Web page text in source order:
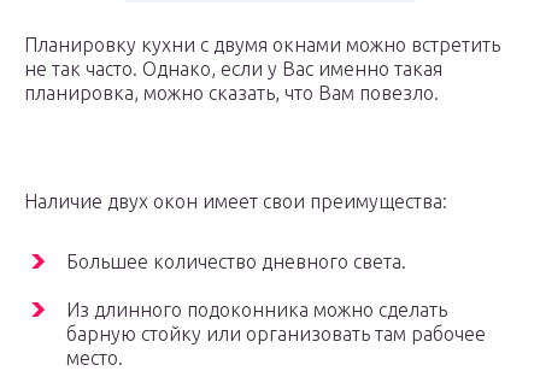
Планировку кухни с двумя окнами можно встретить
не так часто. Однако, если у Вас именно такая
планировка, можно сказать, что Вам повезло.
Наличие двух окон имеет свои преимущества:
Большее количество дневного света.
Из длинного подоконника можно сделать
барную стойку или организовать там рабочее
место.